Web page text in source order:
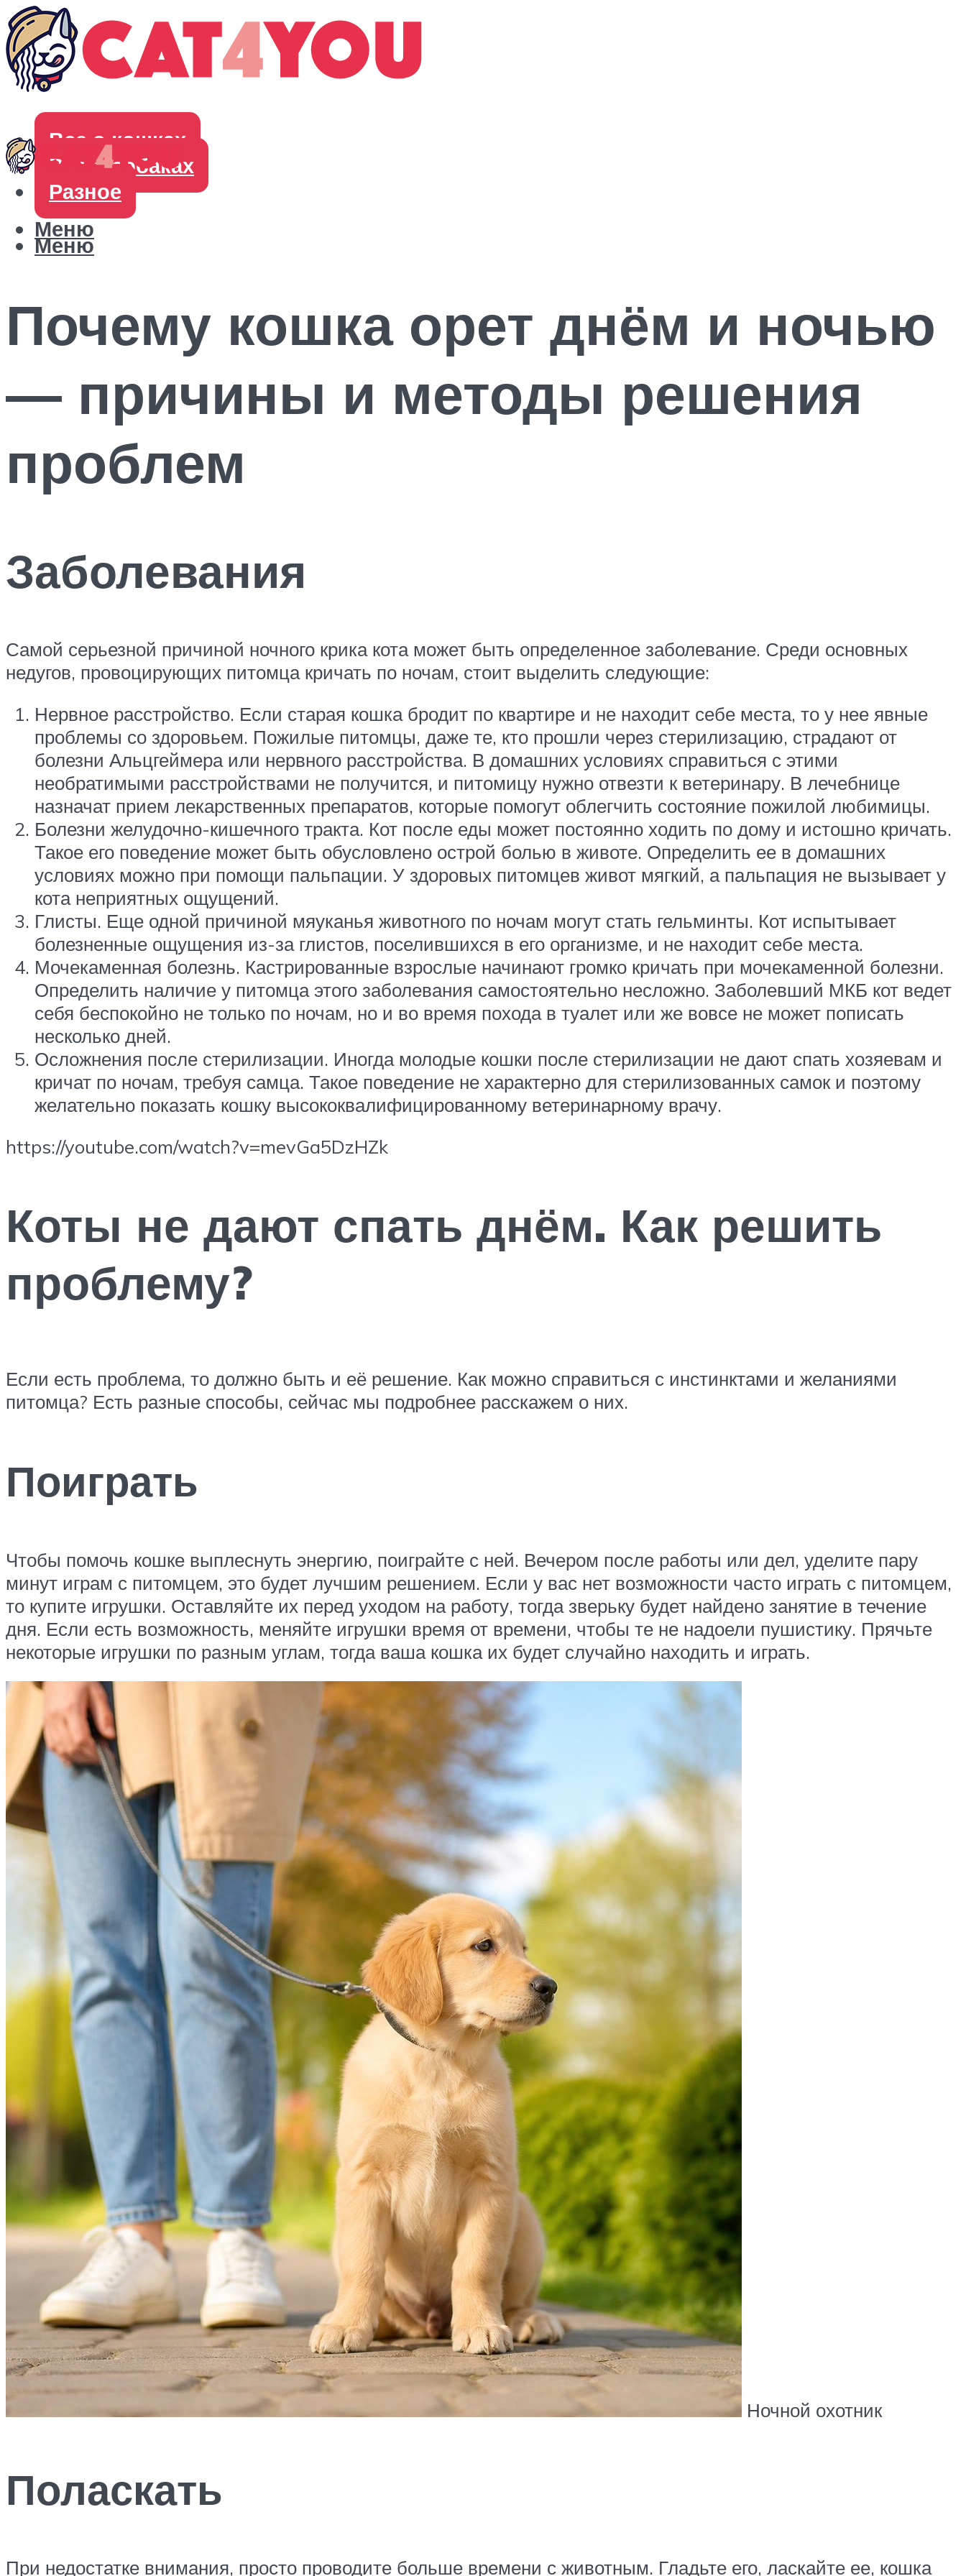
Все о кошках
Все о собаках
Разное
Меню
Меню
Почему кошка орет днём и ночью
— причины и методы решения
проблем
Заболевания
Самой серьезной причиной ночного крика кота может быть определенное заболевание. Среди основных
недугов, провоцирующих питомца кричать по ночам, стоит выделить следующие:
Нервное расстройство. Если старая кошка бродит по квартире и не находит себе места, то у нее явные
проблемы со здоровьем. Пожилые питомцы, даже те, кто прошли через стерилизацию, страдают от
болезни Альцгеймера или нервного расстройства. В домашних условиях справиться с этими
необратимыми расстройствами не получится, и питомицу нужно отвезти к ветеринару. В лечебнице
назначат прием лекарственных препаратов, которые помогут облегчить состояние пожилой любимицы.
Болезни желудочно-кишечного тракта. Кот после еды может постоянно ходить по дому и истошно кричать.
Такое его поведение может быть обусловлено острой болью в животе. Определить ее в домашних
условиях можно при помощи пальпации. У здоровых питомцев живот мягкий, а пальпация не вызывает у
кота неприятных ощущений.
Глисты. Еще одной причиной мяуканья животного по ночам могут стать гельминты. Кот испытывает
болезненные ощущения из-за глистов, поселившихся в его организме, и не находит себе места.
Мочекаменная болезнь. Кастрированные взрослые начинают громко кричать при мочекаменной болезни.
Определить наличие у питомца этого заболевания самостоятельно несложно. Заболевший МКБ кот ведет
себя беспокойно не только по ночам, но и во время похода в туалет или же вовсе не может пописать
несколько дней.
Осложнения после стерилизации. Иногда молодые кошки после стерилизации не дают спать хозяевам и
кричат по ночам, требуя самца. Такое поведение не характерно для стерилизованных самок и поэтому
желательно показать кошку высококвалифицированному ветеринарному врачу.
https://youtube.com/watch?v=mevGa5DzHZk
Коты не дают спать днём. Как решить
проблему?
Если есть проблема, то должно быть и её решение. Как можно справиться с инстинктами и желаниями
питомца? Есть разные способы, сейчас мы подробнее расскажем о них.
Поиграть
Чтобы помочь кошке выплеснуть энергию, поиграйте с ней. Вечером после работы или дел, уделите пару
минут играм с питомцем, это будет лучшим решением. Если у вас нет возможности часто играть с питомцем,
то купите игрушки. Оставляйте их перед уходом на работу, тогда зверьку будет найдено занятие в течение
дня. Если есть возможность, меняйте игрушки время от времени, чтобы те не надоели пушистику. Прячьте
некоторые игрушки по разным углам, тогда ваша кошка их будет случайно находить и играть.
Ночной охотник
Поласкать
При недостатке внимания, просто проводите больше времени с животным. Гладьте его, ласкайте ее, кошка